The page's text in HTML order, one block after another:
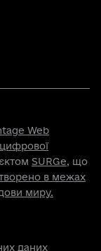
Web
SURGe, що
в межах
миру.
даних